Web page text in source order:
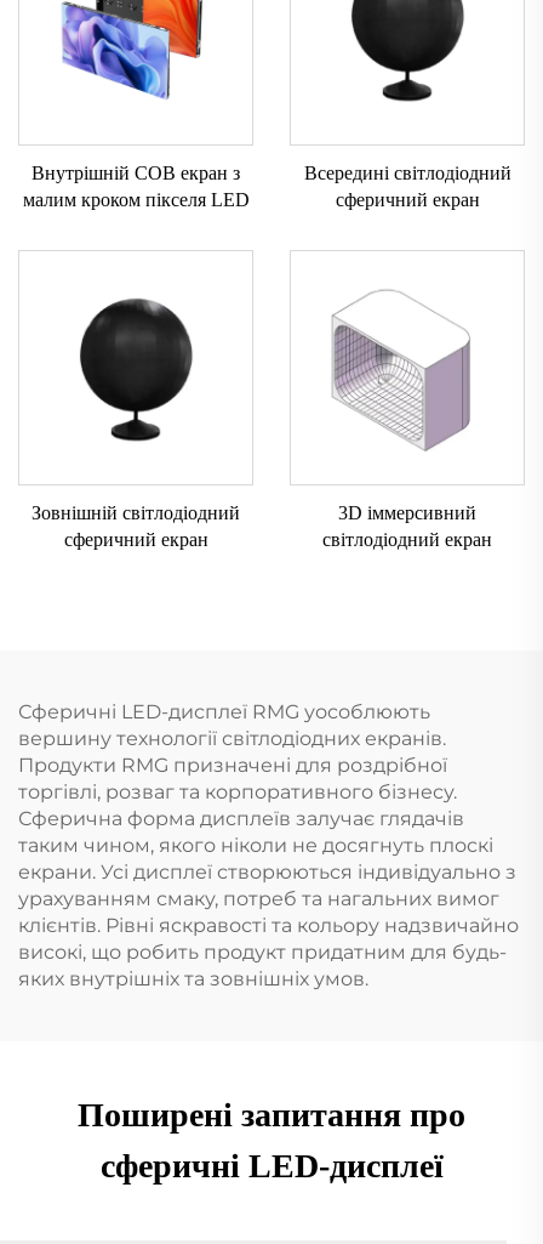
Внутрішній COB екран з
малим кроком пікселя LED
Всередині світлодіодний
сферичний екран
Зовнішній світлодіодний
сферичний екран
3D іммерсивний
світлодіодний екран
Сферичні LED-дисплеї RMG уособлюють
вершину технології світлодіодних екранів.
Продукти RMG призначені для роздрібної
торгівлі, розваг та корпоративного бізнесу.
Сферична форма дисплеїв залучає глядачів
таким чином, якого ніколи не досягнуть плоскі
екрани. Усі дисплеї створюються індивідуально з
урахуванням смаку, потреб та нагальних вимог
клієнтів. Рівні яскравості та кольору надзвичайно
високі, що робить продукт придатним для будь-
яких внутрішніх та зовнішніх умов.
Поширені запитання про
сферичні LED-дисплеї